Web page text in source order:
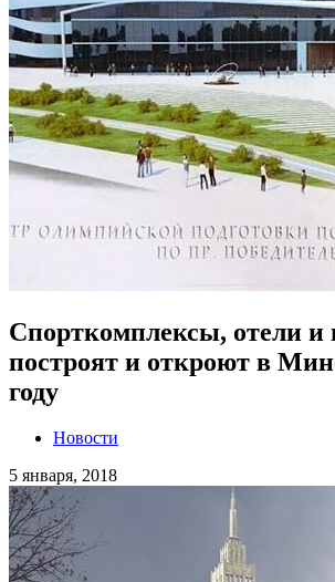
Спорткомплексы, отели
построят и откроют в
году
Новости
5 января, 2018